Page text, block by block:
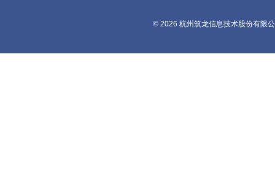
© 2026 杭州筑龙信息技术股份有限